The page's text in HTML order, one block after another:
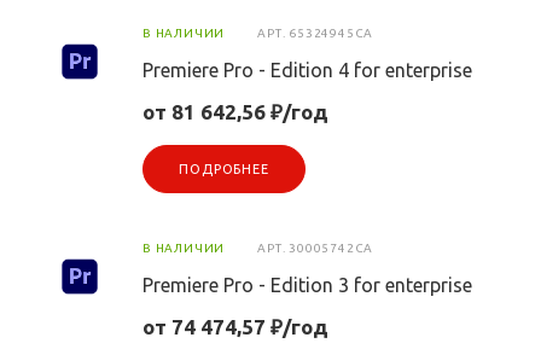
В НАЛИЧИИ АРТ. 65324945CA
Premiere Pro - Edition 4 for enterprise
от 81 642,56 ₽/год
ПОДРОБНЕЕ
В НАЛИЧИИ АРТ. 30005742CA
Premiere Pro - Edition 3 for enterprise
от 74 474,57 ₽/год